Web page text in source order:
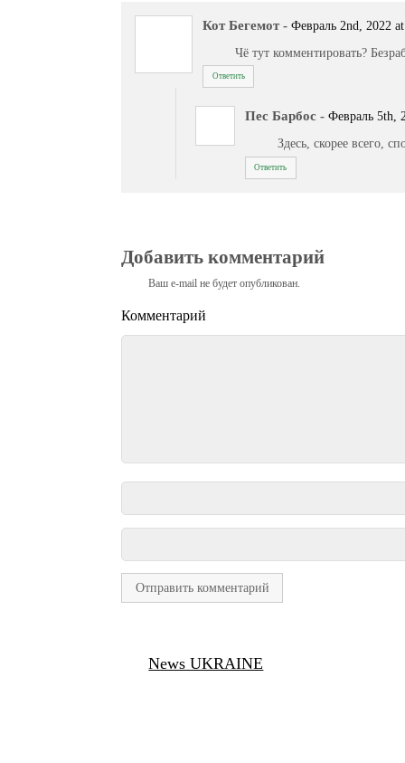
Кот Бегемот - Февраль 2nd, 2022
Чё тут комментировать?
Ответить
Пес Барбос - Февраль 5th,
Здесь, скорее всего,
Ответить
Добавить комментарий
Ваш e-mail не будет опубликован.
Комментарий
News UKRAINE